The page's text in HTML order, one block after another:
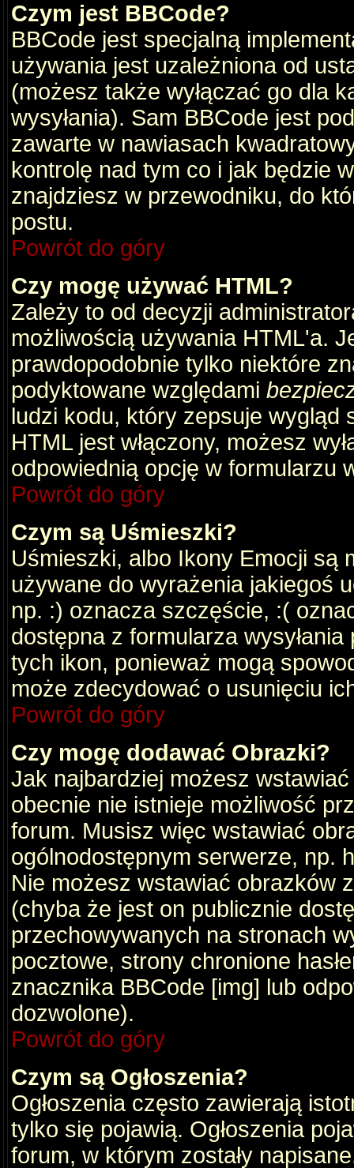
Czym jest BBCode?
BBCode jest specjalną
używania jest uzależniona od
(możesz także wyłączać go dla
wysyłania). Sam BBCode jest
zawarte w nawiasach
kontrolę nad tym co i jak będzie
znajdziesz w przewodniku, do
postu.
Powrót do góry
Czy mogę używać HTML?
Zależy to od decyzji
możliwością używania HTML'a.
prawdopodobnie tylko niektóre
podyktowane względami
ludzi kodu, który zepsuje wygląd
HTML jest włączony, możesz
odpowiednią opcję w formularzu
Powrót do góry
Czym są Uśmieszki?
Uśmieszki, albo Ikony Emocji są
używane do wyrażenia jakiegoś
np. :) oznacza szczęście, :(
dostępna z formularza
tych ikon, ponieważ mogą
może zdecydować o usunięciu
Powrót do góry
Czy mogę dodawać Obrazki?
Jak najbardziej możesz
obecnie nie istnieje możliwość
forum. Musisz więc wstawiać
ogólnodostępnym serwerze, np.
Nie możesz wstawiać obrazków
(chyba że jest on publicznie
przechowywanych na stronach
pocztowe, strony chronione
znacznika BBCode [img] lub
dozwolone).
Powrót do góry
Czym są Ogłoszenia?
Ogłoszenia często zawierają
tylko się pojawią. Ogłoszenia
forum, w którym zostały